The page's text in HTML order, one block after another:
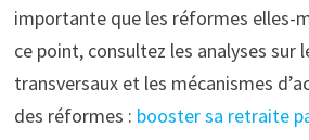
importante que les réformes elles-
ce point, consultez les analyses sur
transversaux et les mécanismes
des réformes : booster sa retraite